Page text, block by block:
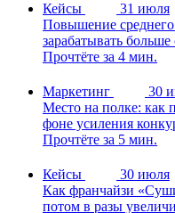
Кейсы
31 июля
Повышение среднего
зарабатывать
Прочтёте за 4 мин.
Маркетинг
30
Место на полке: как
фоне усиления
Прочтёте за 5 мин.
Кейсы
30 июля
Как франчайзи
потом в разы